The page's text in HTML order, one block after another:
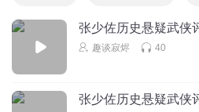
张少佐历史悬疑武侠
趣谈寂烬 40
张少佐历史悬疑武侠